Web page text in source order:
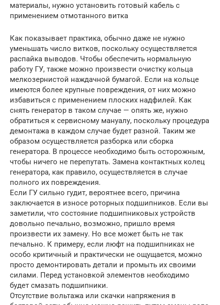
материалы, нужно установить готовый кабель с
применением отмотанного витка
Как показывает практика, обычно даже не нужно
уменьшать число витков, поскольку осуществляется
распайка выводов. Чтобы обеспечить нормальную
работу ГУ, также можно произвести очистку кольца
мелкозернистой наждачной бумагой. Если на кольце
имеются более крупные повреждения, от них можно
избавиться с применением плоских надфилей. Как
снять генератор в таком случае — опять же, нужно
обратиться к сервисному мануалу, поскольку процедура
демонтажа в каждом случае будет разной. Таким же
образом осуществляется разборка или сборка
генератора. В процессе необходимо быть осторожным,
чтобы ничего не перепутать. Замена контактных колец
генератора, как правило, осуществляется в случае
полного их повреждения.
Если ГУ сильно гудит, вероятнее всего, причина
заключается в износе роторных подшипников. Если вы
заметили, что состояние подшипниковых устройств
довольно печально, возможно, пришло время
произвести их замену. Но все может быть не так
печально. К примеру, если люфт на подшипниках не
особо критичный и практически не ощущается, можно
просто демонтировать детали и промыть их своими
силами. Перед установкой элементов необходимо
будет смазать подшипники.
Отсутствие вольтажа или скачки напряжения в